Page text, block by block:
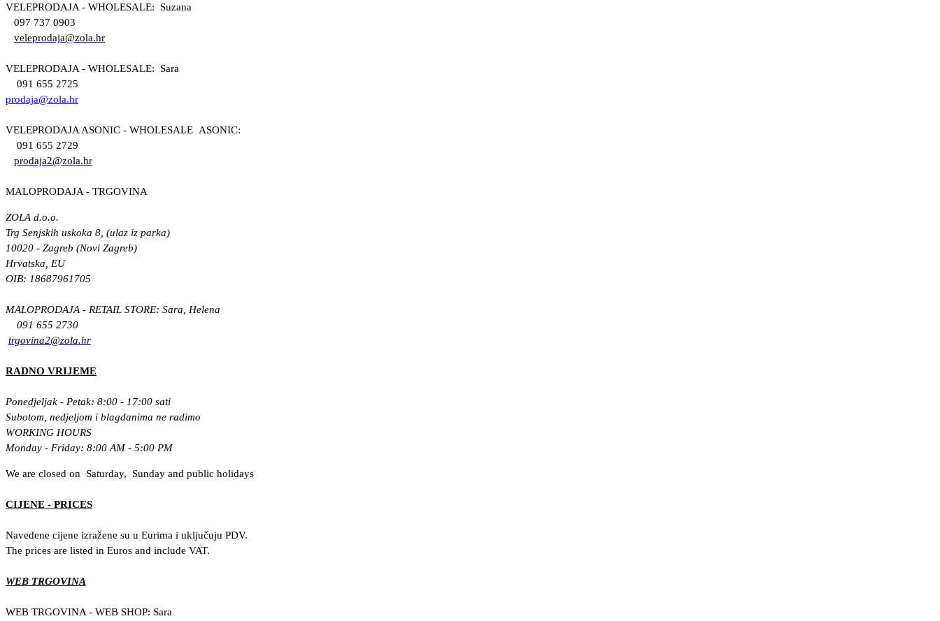
VELEPRODAJA - WHOLESALE: Suzana
097 737 0903
veleprodaja@zola.hr
VELEPRODAJA - WHOLESALE: Sara
091 655 2725
prodaja@zola.hr
VELEPRODAJA ASONIC - WHOLESALE ASONIC:
091 655 2729
prodaja2@zola.hr
MALOPRODAJA - TRGOVINA
ZOLA d.o.o.
Trg Senjskih uskoka 8, (ulaz iz parka)
10020 - Zagreb (Novi Zagreb)
Hrvatska, EU
OIB: 18687961705
MALOPRODAJA - RETAIL STORE: Sara, Helena
091 655 2730
trgovina2@zola.hr
RADNO VRIJEME
Ponedjeljak - Petak: 8:00 - 17:00 sati
Subotom, nedjeljom i blagdanima ne radimo
WORKING HOURS
Monday - Friday: 8:00 AM - 5:00 PM
We are closed on Saturday, Sunday and public holidays
CIJENE - PRICES
Navedene cijene izražene su u Eurima i uključuju PDV.
The prices are listed in Euros and include VAT.
WEB TRGOVINA
WEB TRGOVINA - WEB SHOP: Sara